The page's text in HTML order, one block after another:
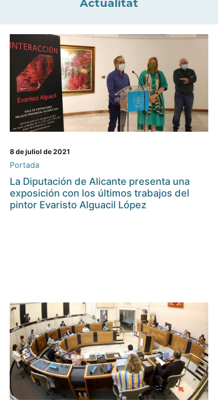
Actualitat
8 de juliol de 2021
Portada
La Diputación de Alicante presenta una
exposición con los últimos trabajos del
pintor Evaristo Alguacil López